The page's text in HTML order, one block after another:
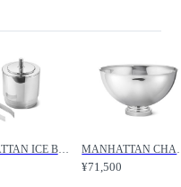
MANHATTAN ICE BUCKET & TONG / マンハッタン アイスバケット＆トング / FLYMEe accessoire / フライミーアクセソワ
¥71,500